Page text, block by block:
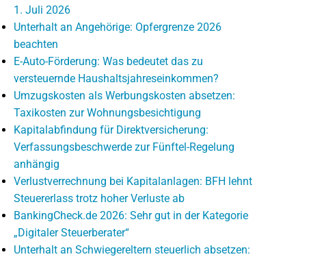
1. Juli 2026
Unterhalt an Angehörige: Opfergrenze 2026
beachten
E-Auto-Förderung: Was bedeutet das zu
versteuernde Haushaltsjahreseinkommen?
Umzugskosten als Werbungskosten absetzen:
Taxikosten zur Wohnungsbesichtigung
Kapitalabfindung für Direktversicherung:
Verfassungsbeschwerde zur Fünftel-Regelung
anhängig
Verlustverrechnung bei Kapitalanlagen: BFH lehnt
Steuererlass trotz hoher Verluste ab
BankingCheck.de 2026: Sehr gut in der Kategorie
„Digitaler Steuerberater“
Unterhalt an Schwiegereltern steuerlich absetzen: